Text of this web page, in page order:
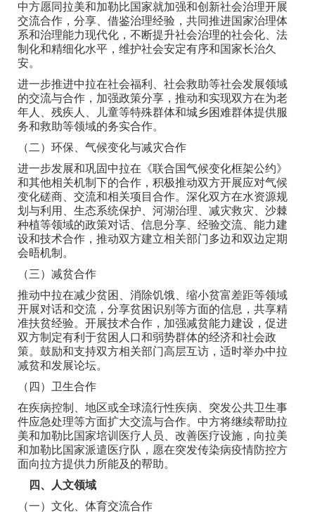
中方愿同拉美和加勒比国家就加强和创新社会治理开展
交流合作，分享、借鉴治理经验，共同推进国家治理体
系和治理能力现代化，不断提升社会治理的社会化、法
制化和精细化水平，维护社会安定有序和国家长治久
安。
进一步推进中拉在社会福利、社会救助等社会发展领域
的交流与合作，加强政策分享，推动和实现双方在为老
年人、残疾人、儿童等特殊群体和城乡困难群体提供服
务和救助等领域的务实合作。
（二）环保、气候变化与减灾合作
进一步发展和巩固中拉在《联合国气候变化框架公约》
和其他相关机制下的合作，积极推动双方开展应对气候
变化磋商、交流和相关项目合作。深化双方在水资源规
划与利用、生态系统保护、河湖治理、减灾救灾、沙棘
种植等领域的政策对话、信息分享、经验交流、能力建
设和技术合作，推动双方建立相关部门多边和双边定期
会晤机制。
（三）减贫合作
推动中拉在减少贫困、消除饥饿、缩小贫富差距等领域
开展对话和交流，分享贫困识别等方面的信息，共享精
准扶贫经验。开展技术合作，加强减贫能力建设，促进
双方制定有利于贫困人口和弱势群体的经济和社会政
策。鼓励和支持双方相关部门高层互访，适时举办中拉
减贫和发展论坛。
（四）卫生合作
在疾病控制、地区或全球流行性疾病、突发公共卫生事
件应急处理等方面扩大交流与合作。中方将继续帮助拉
美和加勒比国家培训医疗人员、改善医疗设施，向拉美
和加勒比国家派遣医疗队，愿在突发传染病疫情防控方
面向拉方提供力所能及的帮助。
四、人文领域
（一）文化、体育交流合作